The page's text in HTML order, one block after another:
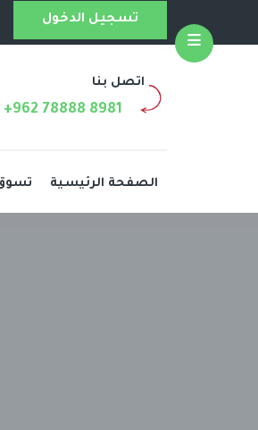
تسجيل الدخول
اتصل بنا
+962 78888 8981
الصفحة الرئيسية